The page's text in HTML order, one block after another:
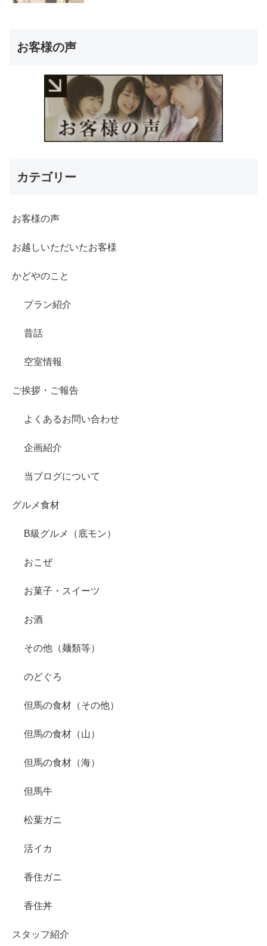
お客様の声
カテゴリー
お客様の声
お越しいただいたお客様
かどやのこと
プラン紹介
昔話
空室情報
ご挨拶・ご報告
よくあるお問い合わせ
企画紹介
当ブログについて
グルメ食材
B級グルメ（底モン）
おこぜ
お菓子・スイーツ
お酒
その他（麺類等）
のどぐろ
但馬の食材（その他）
但馬の食材（山）
但馬の食材（海）
但馬牛
松葉ガニ
活イカ
香住ガニ
香住丼
スタッフ紹介